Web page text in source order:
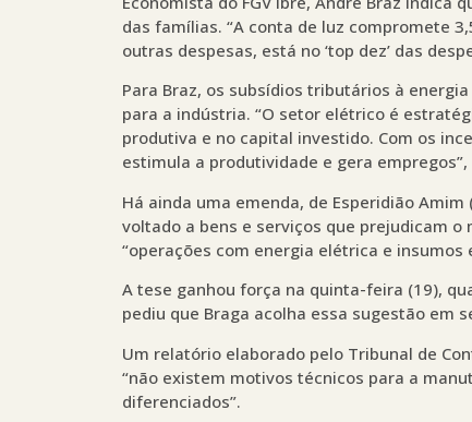
das famílias. “A conta de luz compromete
outras despesas, está no ‘top dez’ das
Para Braz, os subsídios tributários à
para a indústria. “O setor elétrico é
produtiva e no capital investido. Com os
estimula a produtividade e gera
Há ainda uma emenda, de Esperidião
voltado a bens e serviços que prejudicam
“operações com energia elétrica e
A tese ganhou força na quinta-feira (19),
pediu que Braga acolha essa sugestão em
Um relatório elaborado pelo Tribunal de
“não existem motivos técnicos para a
diferenciados”.